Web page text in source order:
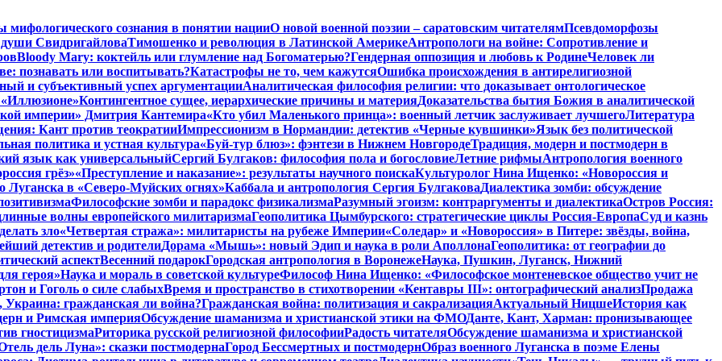
мифологического сознания в понятии нацииО новой военной поэзии – саратовским читателямПсевдоморфозы
СвидригайловаТимошенко и революция в Латинской АмерикеАнтропологи на войне: Сопротивление и
Bloody Mary: коктейль или глумление над Богоматерью?Гендерная оппозиция и любовь к РодинеЧеловек ли
познавать или воспитывать?Катастрофы не то, чем кажутсяОшибка происхождения в антирелигиозной
и субъективный успех аргументацииАналитическая философия религии: что доказывает онтологическое
Контингентное сущее, иерархические причины и материяДоказательства бытия Божия в аналитической
империи» Дмитрия Кантемира«Кто убил Маленького принца»: военный летчик заслуживает лучшегоЛитература
Кант против теократииИмпрессионизм в Нормандии: детектив «Черные кувшинки»Язык без политической
политика и устная культура«Буй-тур блюз»: фэнтези в Нижнем НовгородеТрадиция, модерн и постмодерн в
язык как универсальныйСергий Булгаков: философия пола и богословиеЛетние рифмыАнтропология военного
грёз»«Преступление и наказание»: результаты научного поискаКультуролог Нина Ищенко: «Новороссия и
Луганска в «Северо-Муйских огнях»Каббала и антропология Сергия БулгаковаДиалектика зомби: обсуждение
Философские зомби и парадокс физикализмаРазумный эгоизм: контраргументы и диалектикаОстров Россия:
волны европейского милитаризмаГеополитика Цымбурского: стратегические циклы Россия-ЕвропаСуд и казнь
зло«Четвертая стража»: милитаристы на рубеже Империи«Соледар» и «Новороссия» в Питере: звёзды, война,
детектив и родителиДорама «Мышь»: новый Эдип и наука в роли АполлонаГеополитика: от географии до
аспектВесенний подарокГородская антропология в ВоронежеНаука, Пушкин, Луганск, Нижний
героя»Наука и мораль в советской культуреФилософ Нина Ищенко: «Философское монтеневское общество учит не
и Гоголь о силе слабыхВремя и пространство в стихотворении «Кентавры III»: онтографический анализПродажа
Украина: гражданская ли война?Гражданская война: политизация и сакрализацияАктуальный НицшеИстория как
и Римская империяОбсуждение шаманизма и христианской этики на ФМОДанте, Кант, Харман: пронизывающее
гностицизмаРиторика русской религиозной философииРадость читателяОбсуждение шаманизма и христианской
дель Луна»: сказки постмодернаГород Бессмертных и постмодернОбраз военного Луганска в поэме Елены